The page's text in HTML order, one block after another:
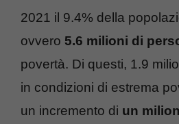
2021 il 9.4% della
ovvero 5.6 milioni di
povertà. Di questi, 1.9
in condizioni di estrema
un incremento di un